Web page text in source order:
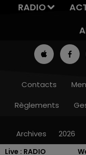
Live : RADIO
RADIO
Contacts
Règlements
Archives 2026